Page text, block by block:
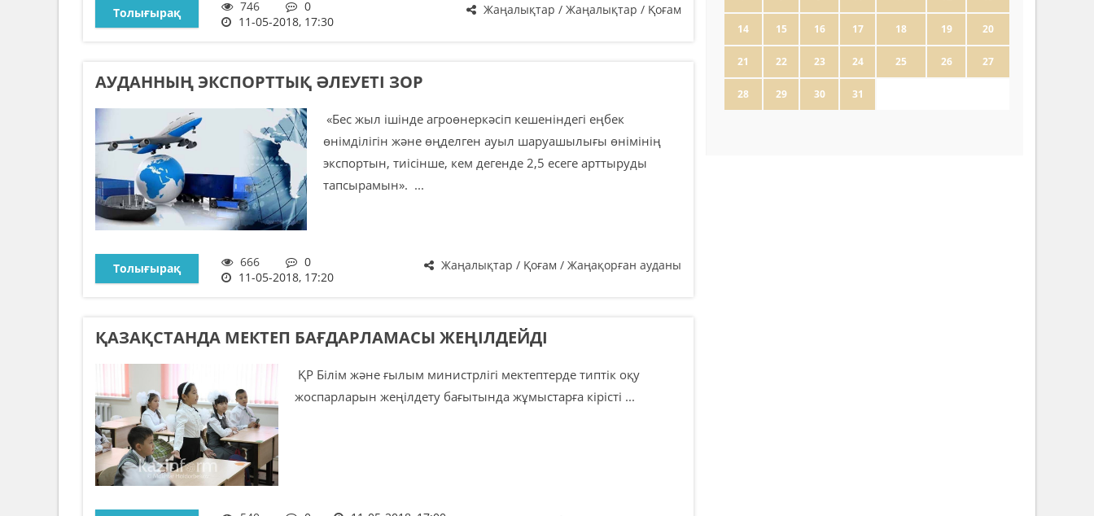
Жаңалықтар / Жаңалықтар / Қоғам
Толығырақ 746
0
11-05-2018, 17:30
АУДАННЫҢ ЭКСПОРТТЫҚ ӘЛЕУЕТІ ЗОР
«Бес жыл ішінде агроөнеркәсіп кешеніндегі еңбек
өнімділігін және өңделген ауыл шаруашылығы өнімінің
экспортын, тиісінше, кем дегенде 2,5 есеге арттыруды
тапсырамын». ...
Жаңалықтар / Қоғам / Жаңақорған ауданы
Толығырақ 666
0
11-05-2018, 17:20
ҚАЗАҚСТАНДА МЕКТЕП БАҒДАРЛАМАСЫ ЖЕҢІЛДЕЙДІ
ҚР Білім және ғылым министрлігі мектептерде типтік оқу
жоспарларын жеңілдету бағытында жұмыстарға кірісті ...
14 15 16 17 18 19 20
21 22 23 24 25 26 27
28 29 30 31